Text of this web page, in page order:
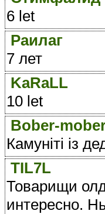
6 let
Раилаг
7 лет
KaRaLL
10 let
Bober-
Камуніті із
TIL7L
Товарищи
интересно.